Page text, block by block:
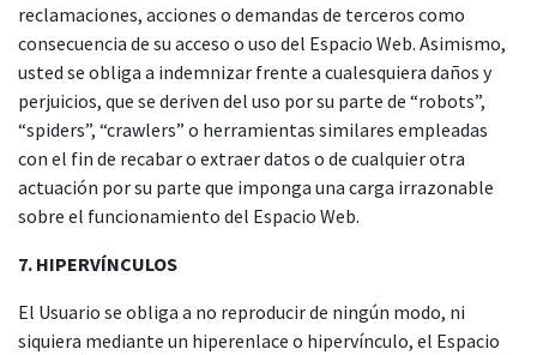
reclamaciones, acciones o demandas de terceros como
consecuencia de su acceso o uso del Espacio Web. Asimismo,
usted se obliga a indemnizar frente a cualesquiera daños y
perjuicios, que se deriven del uso por su parte de “robots”,
“spiders”, “crawlers” o herramientas similares empleadas
con el fin de recabar o extraer datos o de cualquier otra
actuación por su parte que imponga una carga irrazonable
sobre el funcionamiento del Espacio Web.
7. HIPERVÍNCULOS
El Usuario se obliga a no reproducir de ningún modo, ni
siquiera mediante un hiperenlace o hipervínculo, el Espacio